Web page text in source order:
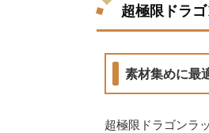
超極限ドラ
素材集めに最
超極限ドラゴンラ